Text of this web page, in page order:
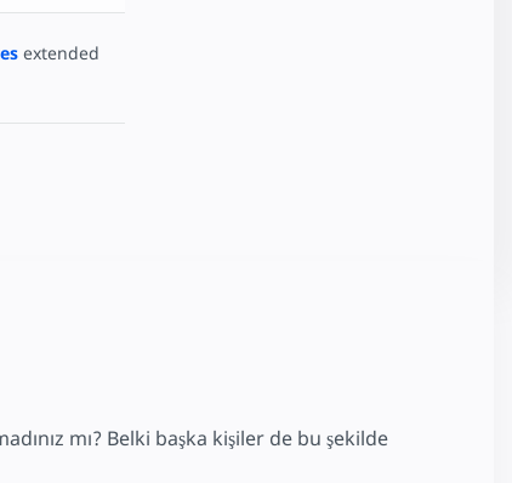
extended
mı? Belki başka kişiler de bu şekilde